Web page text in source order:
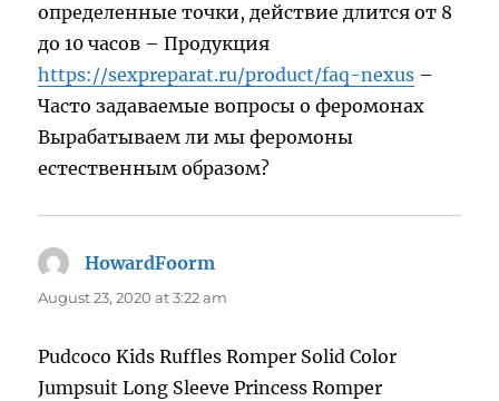
определенные точки, действие длится от 8
до 10 часов – Продукция
https://sexpreparat.ru/product/faq-nexus –
Часто задаваемые вопросы о феромонах
Вырабатываем ли мы феромоны
естественным образом?
HowardFoorm
August 23, 2020 at 3:22 am
Pudcoco Kids Ruffles Romper Solid Color
Jumpsuit Long Sleeve Princess Romper